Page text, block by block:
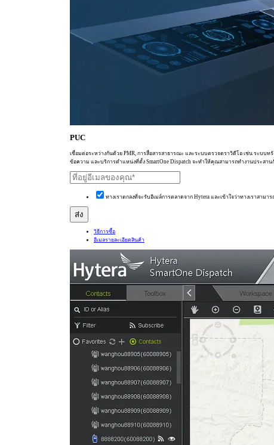
PUC
เชื่อมต่อระหว่างกันด้วย PMR, การสื่อสารสาธารณะ และระบบตรวจตราวิดีโอ เช่น ระบบ
ข้อความ และบริการตำแหน่งที่ตั้ง SmartOne Dispatch จะทำให้คุณสามารถทำงานประส
ทางเราตกลงที่จะรับอีเมล์การตลาดจาก Hytera และเข้าใจว่าทางเราสาม
วิธีการซื้อ
อีเมลรายละเอียดสินค้า